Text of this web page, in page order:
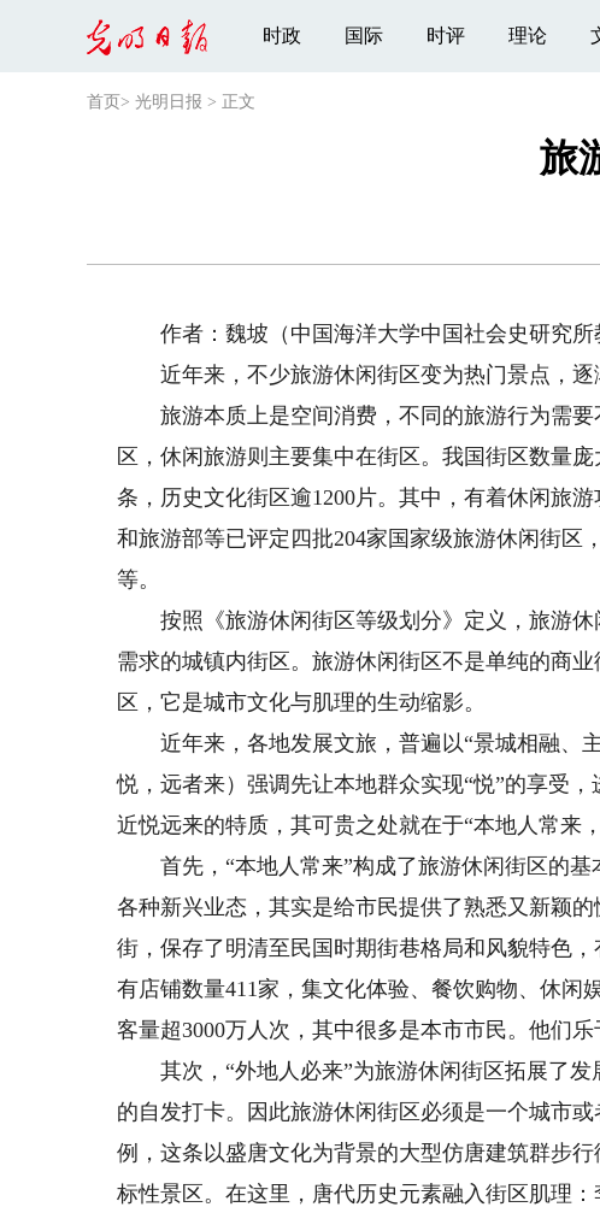
时政 国际 时评 理论
首页 > 光明日报 > 正文
旅
作者：魏坡（中国海洋大学中国社会史研究所
近年来，不少旅游休闲街区变为热门景点，逐
旅游本质上是空间消费，不同的旅游行为需要
区，休闲旅游则主要集中在街区。我国街区数量
条，历史文化街区逾1200片。其中，有着休闲旅
和旅游部等已评定四批204家国家级旅游休闲街区
等。
按照《旅游休闲街区等级划分》定义，旅游休
需求的城镇内街区。旅游休闲街区不是单纯的商
区，它是城市文化与肌理的生动缩影。
近年来，各地发展文旅，普遍以“景城相融、
悦，远者来）强调先让本地群众实现“悦”的享受
近悦远来的特质，其可贵之处就在于“本地人常来
首先，“本地人常来”构成了旅游休闲街区的基
各种新兴业态，其实是给市民提供了熟悉又新颖
街，保存了明清至民国时期街巷格局和风貌特色
有店铺数量411家，集文化体验、餐饮购物、休
客量超3000万人次，其中很多是本市市民。他们
其次，“外地人必来”为旅游休闲街区拓展了发
的自发打卡。因此旅游休闲街区必须是一个城市
例，这条以盛唐文化为背景的大型仿唐建筑群步
标性景区。在这里，唐代历史元素融入街区肌理